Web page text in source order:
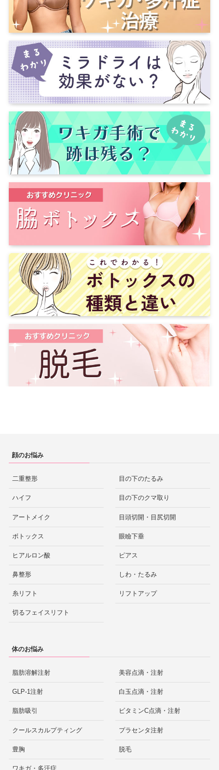
顔のお悩み
二重整形
ハイフ
アートメイク
ボトックス
ヒアルロン酸
鼻整形
糸リフト
切るフェイスリフト
目の下のたるみ
目の下のクマ取り
目頭切開・目尻切開
眼瞼下垂
ピアス
しわ・たるみ
リフトアップ
体のお悩み
脂肪溶解注射
GLP-1注射
脂肪吸引
クールスカルプティング
豊胸
ワキガ・多汗症
美容点滴・注射
白玉点滴・注射
ビタミンC点滴・注射
プラセンタ注射
脱毛